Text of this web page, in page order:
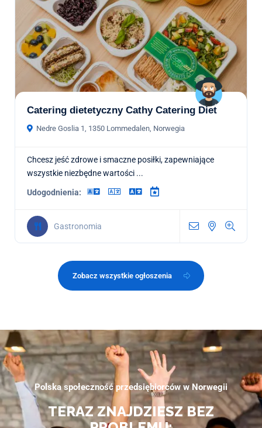
Catering dietetyczny Cathy Catering Diet
Nedre Goslia 1, 1350 Lommedalen, Norwegia
Chcesz jeść zdrowe i smaczne posiłki, zapewniające
wszystkie niezbędne wartości ...
Udogodnienia:
Gastronomia
Zobacz wszystkie ogłoszenia
Polska społeczność przedsiębiorców w Norwegii
TERAZ ZNAJDZIESZ BEZ